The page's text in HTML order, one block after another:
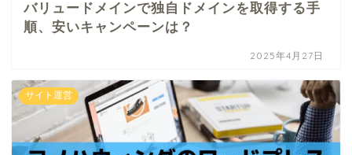
バリュードメインで独自ドメインを取得する手
順、安いキャンペーンは？
2025年4月27日
サイト運営